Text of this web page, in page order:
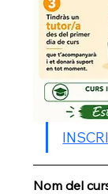
Nom del